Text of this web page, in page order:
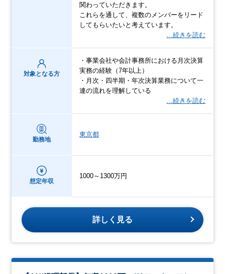
関わっていただきます。
これらを通して、複数のメンバーをリード
してもらいたいと考えています。
…続きを読む
対象となる方
・事業会社や会計事務所における月次決算
実務の経験（7年以上）
・月次・四半期・年次決算業務について一
連の流れを理解している
…続きを読む
勤務地
東京都
想定年収
1000～1300万円
詳しく見る